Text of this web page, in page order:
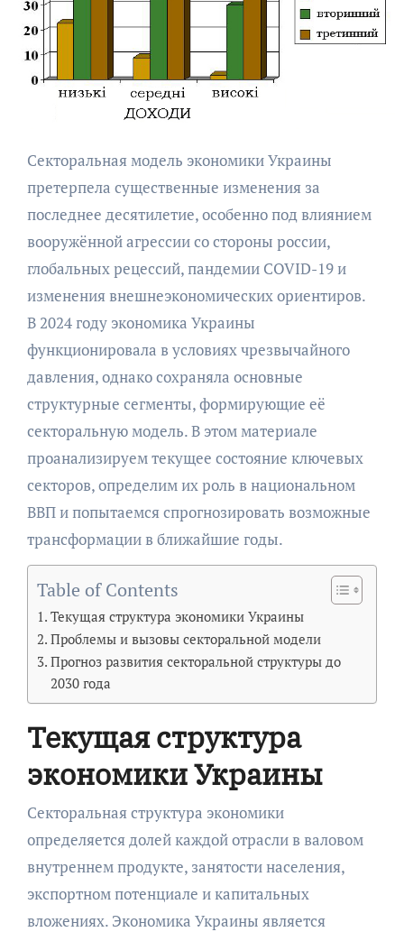
Секторальная модель экономики Украины
претерпела существенные изменения за
последнее десятилетие, особенно под влиянием
вооружённой агрессии со стороны россии,
глобальных рецессий, пандемии COVID-19 и
изменения внешнеэкономических ориентиров.
В 2024 году экономика Украины
функционировала в условиях чрезвычайного
давления, однако сохраняла основные
структурные сегменты, формирующие её
секторальную модель. В этом материале
проанализируем текущее состояние ключевых
секторов, определим их роль в национальном
ВВП и попытаемся спрогнозировать возможные
трансформации в ближайшие годы.
Table of Contents
Текущая структура экономики Украины
Проблемы и вызовы секторальной модели
Прогноз развития секторальной структуры до
2030 года
Текущая структура
экономики Украины
Секторальная структура экономики
определяется долей каждой отрасли в валовом
внутреннем продукте, занятости населения,
экспортном потенциале и капитальных
вложениях. Экономика Украины является